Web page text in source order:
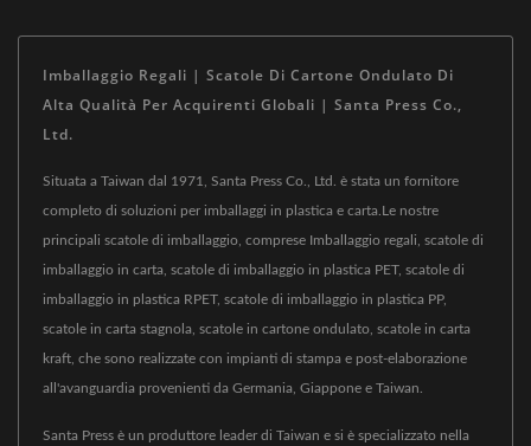
Imballaggio Regali | Scatole Di Cartone Ondulato Di
Alta Qualità Per Acquirenti Globali | Santa Press Co.,
Ltd.
Situata a Taiwan dal 1971, Santa Press Co., Ltd. è stata un fornitore
completo di soluzioni per imballaggi in plastica e carta.Le nostre
principali scatole di imballaggio, comprese Imballaggio regali, scatole di
imballaggio in carta, scatole di imballaggio in plastica PET, scatole di
imballaggio in plastica RPET, scatole di imballaggio in plastica PP,
scatole in carta stagnola, scatole in cartone ondulato, scatole in carta
kraft, che sono realizzate con impianti di stampa e post-elaborazione
all'avanguardia provenienti da Germania, Giappone e Taiwan.
Santa Press è un produttore leader di Taiwan e si è specializzato nella